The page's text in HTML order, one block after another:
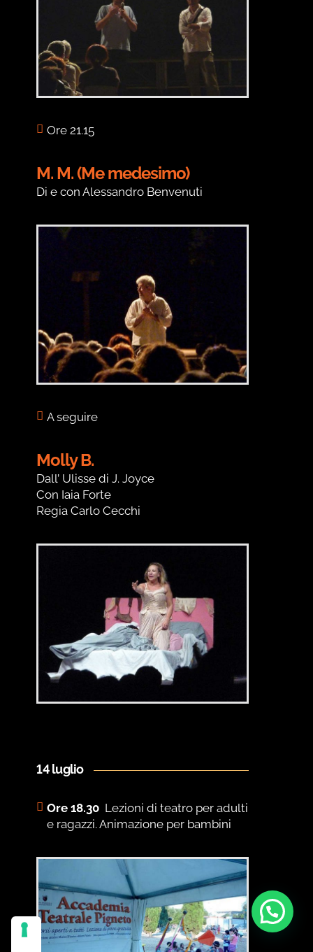
Ore 21.15
M. M. (Me medesimo)
Di e con Alessandro Benvenuti
A seguire
Molly B.
Dall’ Ulisse di J. Joyce
Con Iaia Forte
Regia Carlo Cecchi
14 luglio
Ore 18.30 Lezioni di teatro per adulti
e ragazzi. Animazione per bambini